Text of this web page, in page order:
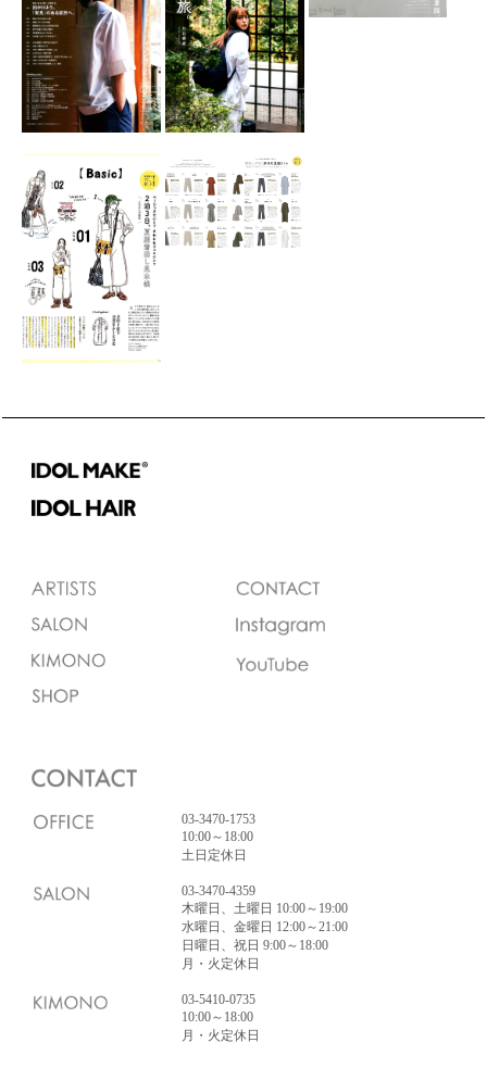
03-3470-1753
10:00～18:00
土日定休日
03-3470-4359
木曜日、土曜日 10:00～19:00
水曜日、金曜日 12:00～21:00
日曜日、祝日 9:00～18:00
月・火定休日
03-5410-0735
10:00～18:00
月・火定休日